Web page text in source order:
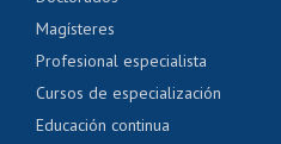
Magísteres
Profesional especialista
Cursos de especialización
Educación continua